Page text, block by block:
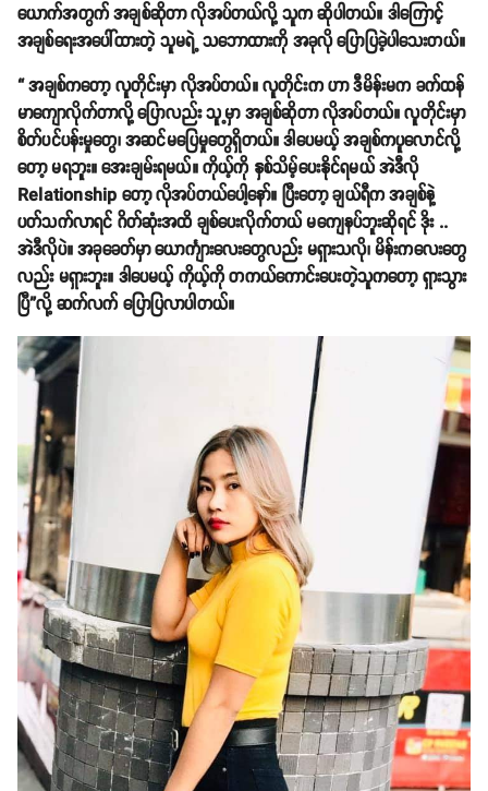
ယောက်အတွက် အချစ်ဆိုတာ လိုအပ်တယ်လို့ သူက ဆိုပါတယ်။ ဒါကြောင့်
အချစ်ရေးအပေါ်ထားတဲ့ သူမရဲ့ သဘောထားကို အခုလို ပြောပြခဲ့ပါသေးတယ်။
“ အချစ်ကတော့ လူတိုင်းမှာ လိုအပ်တယ်။ လူတိုင်းက ဟာ ဒီမိန်းမက ခက်ထန်
မာကျောလိုက်တာလို့ ပြောလည်း သူ့မှာ အချစ်ဆိုတာ လိုအပ်တယ်။ လူတိုင်းမှာ
စိတ်ပင်ပန်းမှုတွေ၊ အဆင်မပြေမှုတွေရှိတယ်။ ဒါပေမယ့် အချစ်ကပူလောင်လို့
တော့ မရဘူး။ အေးချမ်းရမယ်။ ကိုယ့်ကို နှစ်သိမ့်ပေးနိုင်ရမယ် အဲဒီလို
Relationship တော့ လိုအပ်တယ်ပေါ့နော်။ ပြီးတော့ ချယ်ရီက အချစ်နဲ့
ပတ်သက်လာရင် ဂိတ်ဆုံးအထိ ချစ်ပေးလိုက်တယ် မကျေနပ်ဘူးဆိုရင် ဒိုး ..
အဲဒီလိုပဲ။ အခုခေတ်မှာ ယောင်္ကျားလေးတွေလည်း မရှားသလို၊ မိန်းကလေးတွေ
လည်း မရှားဘူး။ ဒါပေမယ့် ကိုယ့်ကို တကယ်ကောင်းပေးတဲ့သူကတော့ ရှားသွား
ပြီ”လို့ ဆက်လက် ပြောပြလာပါတယ်။